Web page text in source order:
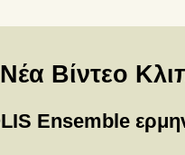
Νέα Βίντεο
Ensemble